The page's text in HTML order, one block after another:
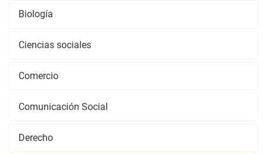
Biología
Ciencias sociales
Comercio
Comunicación Social
Derecho